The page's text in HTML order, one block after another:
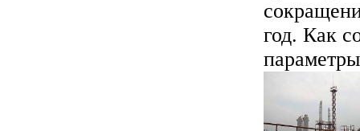
год. Как